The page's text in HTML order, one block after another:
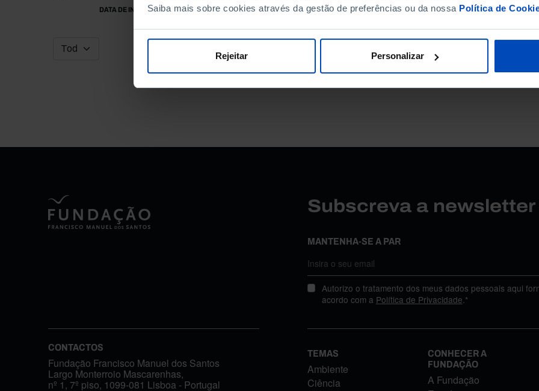
Saiba mais sobre cookies através da gestão de preferências ou da nossa Política de
Rejeitar Personalizar
DATA DE INÍCIO
DATA DE FIM
Subscreva a
MANTENHA-SE A PAR
Autorizo o tratamento dos meus dados pessoais aqui
acordo com a Política de Privacidade.*
CONTACTOS
Fundação Francisco Manuel dos Santos
Largo Monterroio Mascarenhas,
nº 1, 7º piso, 1099-081 Lisboa - Portugal
TEMAS
Ambiente
Ciência
CONHECER A
FUNDAÇÃO
A Fundação